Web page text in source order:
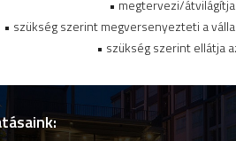
• megtervezi/
• szükség szerint megversenyezteti a
• szükség szerint ellátja